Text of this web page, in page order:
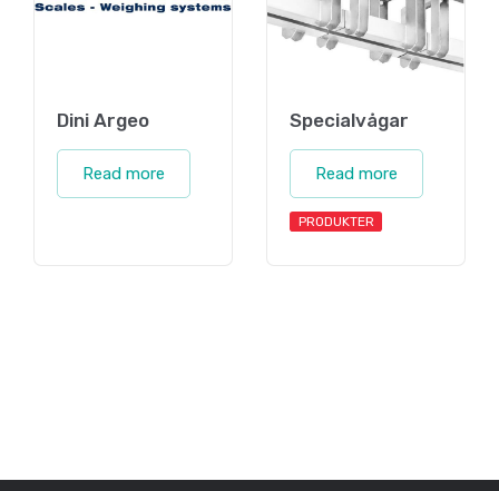
Dini Argeo
Read more
Specialvågar
Read more
PRODUKTER